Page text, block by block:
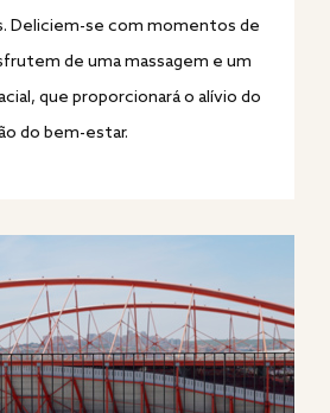
Deliciem-se com momentos de
de uma massagem e um
que proporcionará o alívio do
do bem-estar.